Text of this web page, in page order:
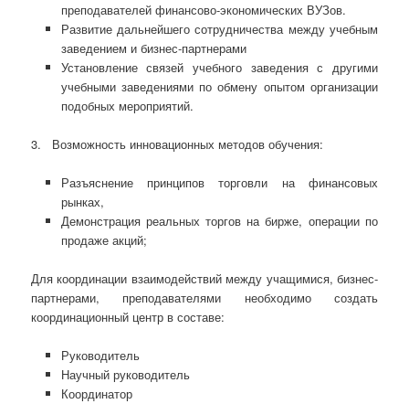
преподавателей финансово-экономических ВУЗов.
Развитие дальнейшего сотрудничества между учебным
заведением и бизнес-партнерами
Установление связей учебного заведения с другими
учебными заведениями по обмену опытом организации
подобных мероприятий.
3. Возможность инновационных методов обучения:
Разъяснение принципов торговли на финансовых
рынках,
Демонстрация реальных торгов на бирже, операции по
продаже акций;
Для координации взаимодействий между учащимися, бизнес-
партнерами, преподавателями необходимо создать
координационный центр в составе:
Руководитель
Научный руководитель
Координатор